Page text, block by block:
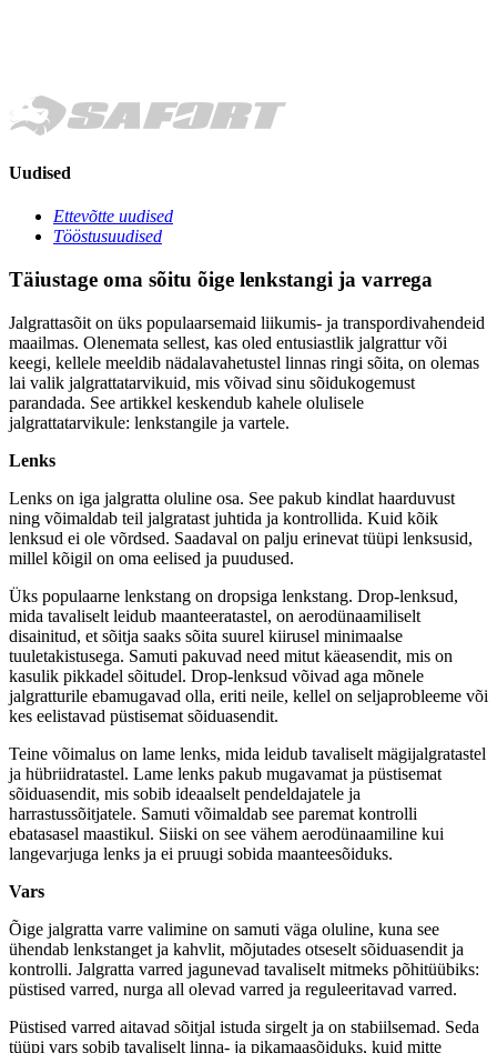
Uudised
Ettevõtte uudised
Tööstusuudised
Täiustage oma sõitu õige lenkstangi ja varrega
Jalgrattasõit on üks populaarsemaid liikumis- ja transpordivahendeid
maailmas. Olenemata sellest, kas oled entusiastlik jalgrattur või
keegi, kellele meeldib nädalavahetustel linnas ringi sõita, on olemas
lai valik jalgrattatarvikuid, mis võivad sinu sõidukogemust
parandada. See artikkel keskendub kahele olulisele
jalgrattatarvikule: lenkstangile ja vartele.
Lenks
Lenks on iga jalgratta oluline osa. See pakub kindlat haarduvust
ning võimaldab teil jalgratast juhtida ja kontrollida. Kuid kõik
lenksud ei ole võrdsed. Saadaval on palju erinevat tüüpi lenksusid,
millel kõigil on oma eelised ja puudused.
Üks populaarne lenkstang on dropsiga lenkstang. Drop-lenksud,
mida tavaliselt leidub maanteeratastel, on aerodünaamiliselt
disainitud, et sõitja saaks sõita suurel kiirusel minimaalse
tuuletakistusega. Samuti pakuvad need mitut käeasendit, mis on
kasulik pikkadel sõitudel. Drop-lenksud võivad aga mõnele
jalgratturile ebamugavad olla, eriti neile, kellel on seljaprobleeme või
kes eelistavad püstisemat sõiduasendit.
Teine võimalus on lame lenks, mida leidub tavaliselt mägijalgratastel
ja hübriidratastel. Lame lenks pakub mugavamat ja püstisemat
sõiduasendit, mis sobib ideaalselt pendeldajatele ja
harrastussõitjatele. Samuti võimaldab see paremat kontrolli
ebatasasel maastikul. Siiski on see vähem aerodünaamiline kui
langevarjuga lenks ja ei pruugi sobida maanteesõiduks.
Vars
Õige jalgratta varre valimine on samuti väga oluline, kuna see
ühendab lenkstanget ja kahvlit, mõjutades otseselt sõiduasendit ja
kontrolli. Jalgratta varred jagunevad tavaliselt mitmeks põhitüübiks:
püstised varred, nurga all olevad varred ja reguleeritavad varred.
Püstised varred aitavad sõitjal istuda sirgelt ja on stabiilsemad. Seda
tüüpi vars sobib tavaliselt linna- ja pikamaasõiduks, kuid mitte